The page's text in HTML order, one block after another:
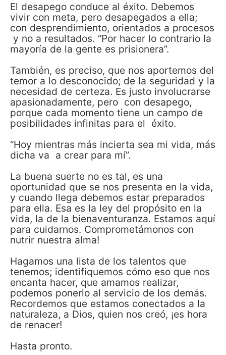
El desapego conduce al éxito. Debemos
vivir con meta, pero desapegados a ella;
con desprendimiento, orientados a procesos
y no a resultados. “Por hacer lo contrario la
mayoría de la gente es prisionera”.
También, es preciso, que nos aportemos del
temor a lo desconocido; de la seguridad y la
necesidad de certeza. Es justo involucrarse
apasionadamente, pero con desapego,
porque cada momento tiene un campo de
posibilidades infinitas para el éxito.
“Hoy mientras más incierta sea mi vida, más
dicha va a crear para mí”.
La buena suerte no es tal, es una
oportunidad que se nos presenta en la vida,
y cuando llega debemos estar preparados
para ella. Esa es la ley del propósito en la
vida, la de la bienaventuranza. Estamos aquí
para cuidarnos. Comprometámonos con
nutrir nuestra alma!
Hagamos una lista de los talentos que
tenemos; identifiquemos cómo eso que nos
encanta hacer, que amamos realizar,
podemos ponerlo al servicio de los demás.
Recordemos que estamos conectados a la
naturaleza, a Dios, quien nos creó, ¡es hora
de renacer!
Hasta pronto.